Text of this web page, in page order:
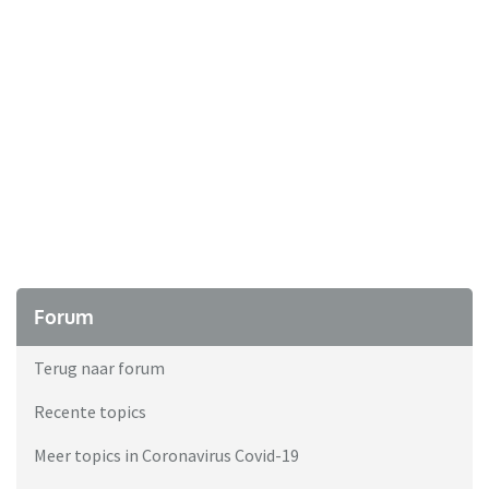
Forum
Terug naar forum
Recente topics
Meer topics in Coronavirus Covid-19